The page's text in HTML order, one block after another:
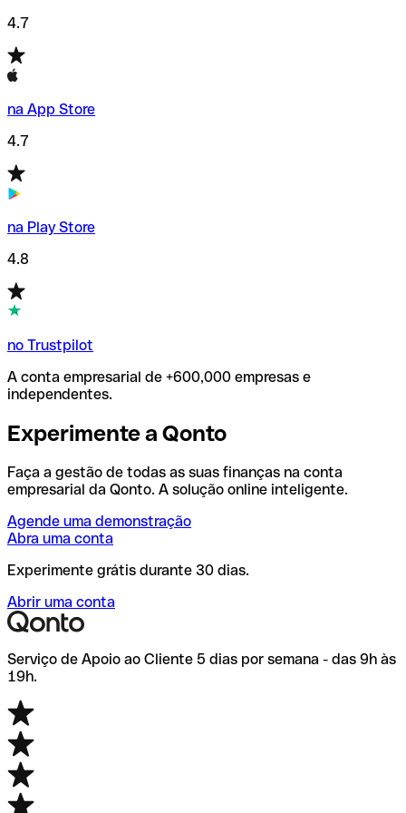
4.7
na App Store
4.7
na Play Store
4.8
no Trustpilot
A conta empresarial de +600,000 empresas e
independentes.
Experimente a Qonto
Faça a gestão de todas as suas finanças na conta
empresarial da Qonto. A solução online inteligente.
Agende uma demonstração
Abra uma conta
Experimente grátis durante 30 dias.
Abrir uma conta
Serviço de Apoio ao Cliente 5 dias por semana - das 9h às
19h.